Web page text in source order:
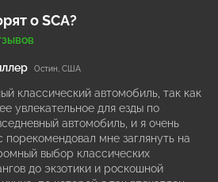
о SCA?
Остин, США
классический автомобиль, так как
увлекательное для езды по
автомобиль, и я очень
мне заглянуть на
выбор классических
до экзотики и роскошной